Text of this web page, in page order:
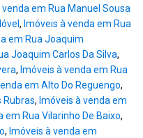
venda em Rua Manuel Sousa
, Imóveis à venda em Rua
em Rua Joaquim
Joaquim Carlos Da Silva,
, Imóveis à venda em Rua
em Alto Do Reguengo,
Rubras, Imóveis à venda em
em Rua Vilarinho De Baixo,
, Imóveis à venda em